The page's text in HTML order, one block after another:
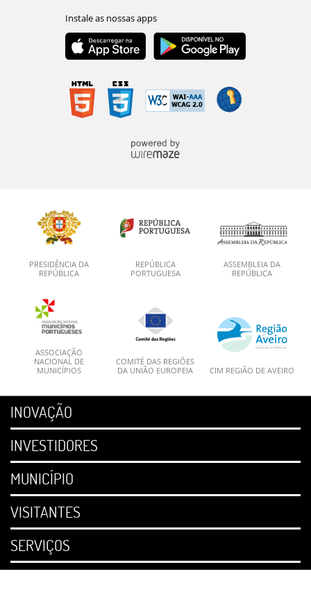
PRESIDÊNCIA DA
REPÚBLICA
REPÚBLICA
PORTUGUESA
ASSEMBLEIA DA
REPÚBLICA
ASSOCIAÇÃO
NACIONAL DE
MUNICÍPIOS
COMITÉ DAS REGIÕES
DA UNIÃO EUROPEIA
CIM REGIÃO DE AVEIRO
INOVAÇÃO
INVESTIDORES
MUNICÍPIO
VISITANTES
SERVIÇOS